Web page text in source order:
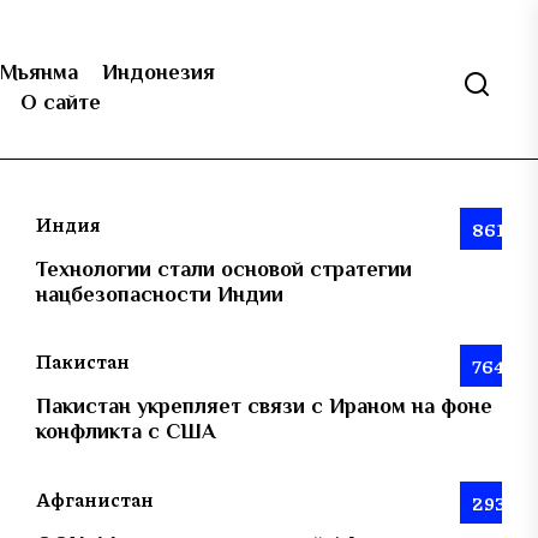
Мьянма
Индонезия
О сайте
Индия 861
Технологии стали основой стратегии
нацбезопасности Индии
Пакистан 764
Пакистан укрепляет связи с Ираном на фоне
конфликта с США
Афганистан 293